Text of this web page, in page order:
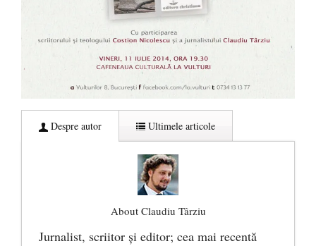
Despre autor Ultimele articole
About Claudiu Târziu
Jurnalist, scriitor şi editor; cea mai recentă